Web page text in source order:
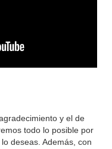
y el de
todo lo posible por
deseas. Además, con